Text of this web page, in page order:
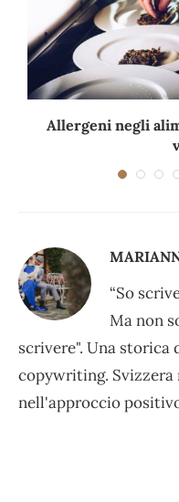
Allergeni negli
“So
Ma non
scrivere". Una storica
copywriting. Svizzera
nell'approccio